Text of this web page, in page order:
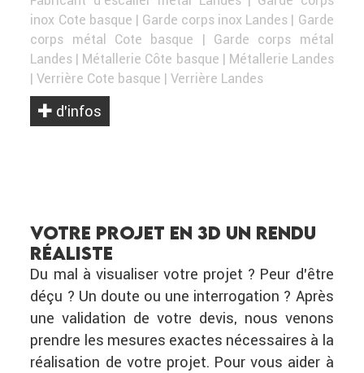
inox Cote basque | Garde corps inox Landes | Garde
corps métal Cote basque | Garde corps métal
Landes | Métallerie Côte basque | Métallerie Landes
|Verrière Cote basque |Verrière Landes
d’infos
VOTRE PROJET EN 3D UN RENDU
RÉALISTE
Du mal à visualiser votre projet ? Peur d’être
déçu ? Un doute ou une interrogation ? Après
une validation de votre devis, nous venons
prendre les mesures exactes nécessaires à la
réalisation de votre projet. Pour vous aider à